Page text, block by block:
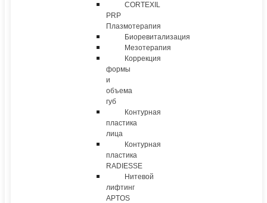
CORTEXIL
PRP
Плазмотерапия
Биоревитализация
Мезотерапия
Коррекция
формы
и
объема
губ
Контурная
пластика
лица
Контурная
пластика
RADIESSE
Нитевой
лифтинг
APTOS